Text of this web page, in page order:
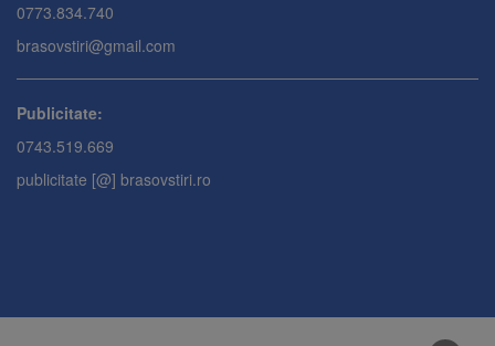
0773.834.740
brasovstiri@gmail.com
Publicitate:
0743.519.669
publicitate [@] brasovstiri.ro